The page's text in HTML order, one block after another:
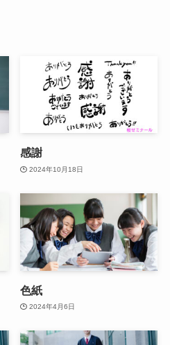
感謝
2024年10月18日
色紙
2024年4月6日